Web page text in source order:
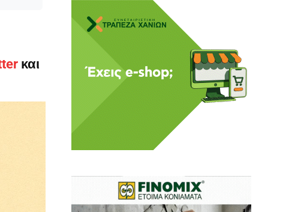
και